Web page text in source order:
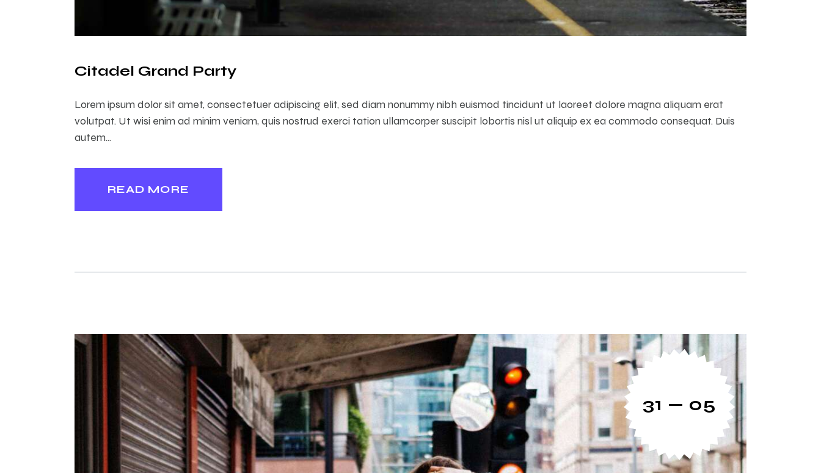
Citadel Grand Party
Lorem ipsum dolor sit amet, consectetuer adipiscing elit, sed diam nonummy nibh euismod tincidunt ut laoreet dolore magna aliquam erat
volutpat. Ut wisi enim ad minim veniam, quis nostrud exerci tation ullamcorper suscipit lobortis nisl ut aliquip ex ea commodo consequat. Duis
autem…
READ MORE
31 — 05